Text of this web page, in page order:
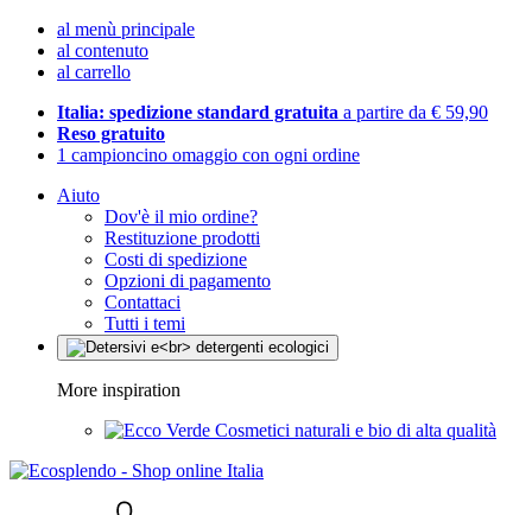
al menù principale
al contenuto
al carrello
Italia: spedizione standard gratuita a partire da € 59,90
Reso gratuito
1 campioncino omaggio con ogni ordine
Aiuto
Dov'è il mio ordine?
Restituzione prodotti
Costi di spedizione
Opzioni di pagamento
Contattaci
Tutti i temi
More inspiration
Cosmetici naturali e bio di alta qualità